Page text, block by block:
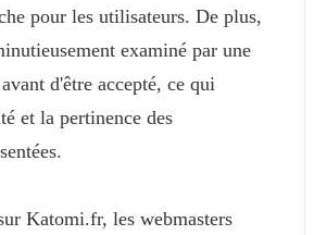
pour les utilisateurs. De plus,
examiné par une
d'être accepté, ce qui
et la pertinence des
Katomi.fr, les webmasters